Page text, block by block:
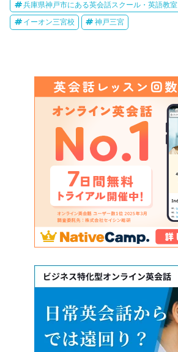
兵庫県神戸市にある英会話スクール・英語教室
イーオン三宮校 神戸三宮